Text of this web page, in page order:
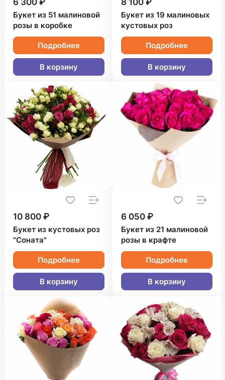
6 300 ₽
Букет из 51 малиновой
розы в коробке
Подробнее
В корзину
8 100 ₽
Букет из 19 малиновых
кустовых роз
Подробнее
В корзину
10 800 ₽
Букет из кустовых роз
"Соната"
Подробнее
В корзину
6 050 ₽
Букет из 21 малиновой
розы в крафте
Подробнее
В корзину